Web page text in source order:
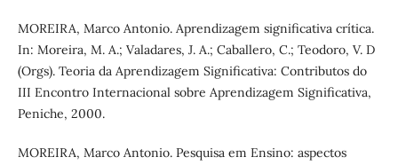
MOREIRA, Marco Antonio. Aprendizagem significativa crítica.
In: Moreira, M. A.; Valadares, J. A.; Caballero, C.; Teodoro, V. D
(Orgs). Teoria da Aprendizagem Significativa: Contributos do
III Encontro Internacional sobre Aprendizagem Significativa,
Peniche, 2000.
MOREIRA, Marco Antonio. Pesquisa em Ensino: aspectos